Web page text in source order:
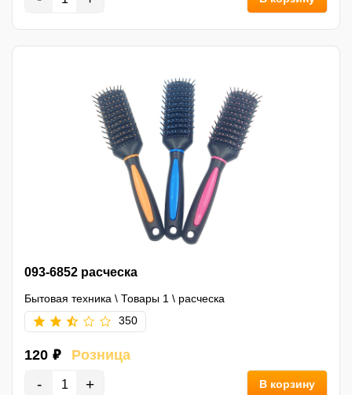
093-6852 расческа
Бытовая техника \ Товары 1 \ расческа
350
120 ₽ Розница
- + В корзину